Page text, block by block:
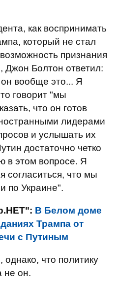
как воспринимать
который не стал
признания
Джон Болтон ответил:
вообще это... Я
говорит "мы
что он готов
лидерами
и услышать их
достаточно четко
в этом вопросе. Я
согласиться, что мы
по Украине".
В Белом доме
Трампа от
с Путиным
что политику
не он.